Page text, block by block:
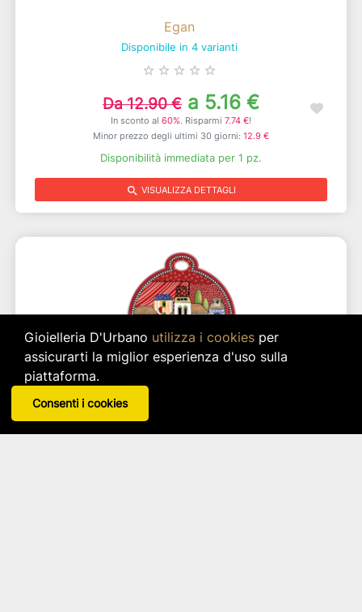
Egan
Disponibile in 4 varianti
star_border star_border star_border star_border star_border
Da 12.90 € a 5.16 €
In sconto al 60%. Risparmi 7.74 €!
Minor prezzo degli ultimi 30 giorni: 12.9 €
Disponibilità immediata per 1 pz.
search VISUALIZZA DETTAGLI
Gioielleria D'Urbano utilizza i cookiesper
assicurarti la miglior esperienza d'uso sulla
piattaforma.
Consenti i cookies